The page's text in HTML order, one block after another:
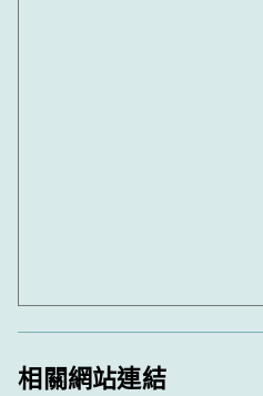
相關網站連結